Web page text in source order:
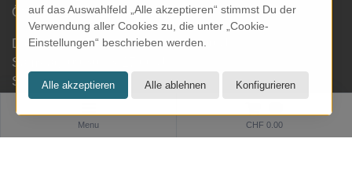
Menu CHF 0.00
Öffnungszeiten Laden:
Dienstag bis Freitag: 09.30 bis 18.00 Uhr
Samstag: 09.30 bis 17.00 Uhr
Sonntag & Montag geschlossen
auf das Auswahlfeld „Alle akzeptieren“ stimmst Du der
Verwendung aller Cookies zu, die unter „Cookie-
Einstellungen“ beschrieben werden.